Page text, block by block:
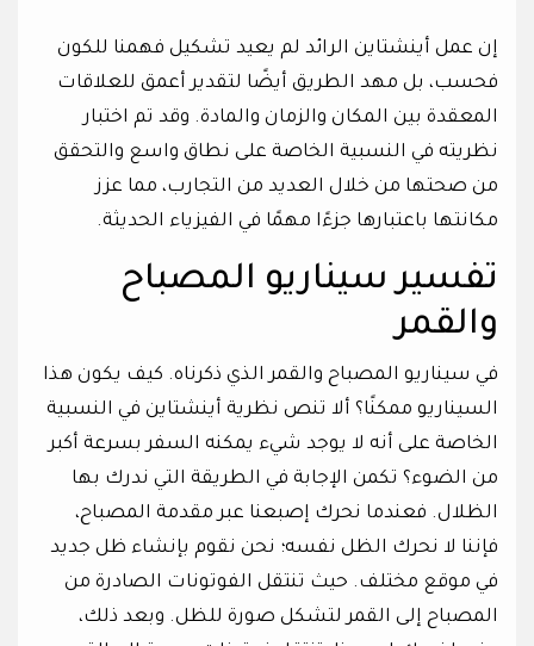
إن عمل أينشتاين الرائد لم يعيد تشكيل فهمنا للكون
فحسب، بل مهد الطريق أيضًا لتقدير أعمق للعلاقات
المعقدة بين المكان والزمان والمادة. وقد تم اختبار
نظريته في النسبية الخاصة على نطاق واسع والتحقق
من صحتها من خلال العديد من التجارب، مما عزز
مكانتها باعتبارها جزءًا مهمًا في الفيزياء الحديثة.
تفسير سيناريو المصباح
والقمر
في سيناريو المصباح والقمر الذي ذكرناه. كيف يكون هذا
السيناريو ممكنًا؟ ألا تنص نظرية أينشتاين في النسبية
الخاصة على أنه لا يوجد شيء يمكنه السفر بسرعة أكبر
من الضوء؟ تكمن الإجابة في الطريقة التي ندرك بها
الظلال. فعندما نحرك إصبعنا عبر مقدمة المصباح،
فإننا لا نحرك الظل نفسه؛ نحن نقوم بإنشاء ظل جديد
في موقع مختلف. حيث تنتقل الفوتونات الصادرة من
المصباح إلى القمر لتشكل صورة للظل. وبعد ذلك،